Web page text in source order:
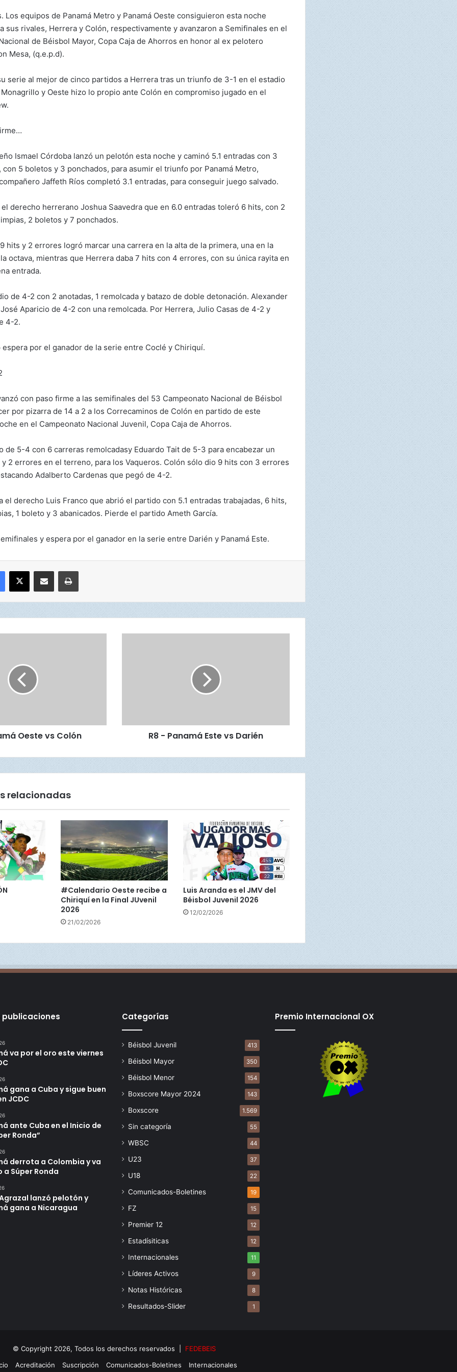
Los equipos de Panamá Metro y Panamá Oeste consiguieron esta noche
sus rivales, Herrera y Colón, respectivamente y avanzaron a Semifinales en el
de Béisbol Mayor, Copa Caja de Ahorros en honor al ex pelotero
Mesa, (q.e.p.d).
serie al mejor de cinco partidos a Herrera tras un triunfo de 3-1 en el estadio
y Oeste hizo lo propio ante Colón en compromiso jugado en el
Ismael Córdoba lanzó un pelotón esta noche y caminó 5.1 entradas con 3
con 5 boletos y 3 ponchados, para asumir el triunfo por Panamá Metro,
Jaffeth Ríos completó 3.1 entradas, para conseguir juego salvado.
derecho herrerano Joshua Saavedra que en 6.0 entradas toleró 6 hits, con 2
2 boletos y 7 ponchados.
hits y 2 errores logró marcar una carrera en la alta de la primera, una en la
octava, mientras que Herrera daba 7 hits con 4 errores, con su única rayita en
entrada.
de 4-2 con 2 anotadas, 1 remolcada y batazo de doble detonación. Alexander
Aparicio de 4-2 con una remolcada. Por Herrera, Julio Casas de 4-2 y
4-2.
por el ganador de la serie entre Coclé y Chiriquí.
con paso firme a las semifinales del 53 Campeonato Nacional de Béisbol
por pizarra de 14 a 2 a los Correcaminos de Colón en partido de este
en el Campeonato Nacional Juvenil, Copa Caja de Ahorros.
de 5-4 con 6 carreras remolcadasy Eduardo Tait de 5-3 para encabezar un
y 2 errores en el terreno, para los Vaqueros. Colón sólo dio 9 hits con 3 errores
Adalberto Cardenas que pegó de 4-2.
el derecho Luis Franco que abrió el partido con 5.1 entradas trabajadas, 6 hits,
1 boleto y 3 abanicados. Pierde el partido Ameth García.
y espera por el ganador en la serie entre Darién y Panamá Este.
Oeste vs Colón
á
t
a
r
é
n
R8 - Panamá Este vs Darién
relacionadas
#Calendario Oeste recibe a
Chiriquí en la Final JUvenil
2026
21/02/2026
Luis Aranda es el JMV del
Béisbol Juvenil 2026
12/02/2026
publicaciones
va por el oro este viernes
gana a Cuba y sigue buen
JCDC
ante Cuba en el Inicio de
Ronda”
derrota a Colombia y va
a Súper Ronda
lanzó pelotón y
gana a Nicaragua
Categorías
Béisbol Juvenil 413
Béisbol Mayor 350
Béisbol Menor 154
Boxscore Mayor 2024 143
Boxscore 1.569
Sin categoría 55
WBSC 44
U23 37
U18 22
Comunicados-Boletines 19
FZ 15
Premier 12 12
Estadísiticas 12
Internacionales 11
Líderes Activos 9
Notas Históricas 8
Resultados-Slider 1
Premio Internacional OX
© Copyright 2026, Todos los derechos reservados | FEDEBEIS
Acreditación Suscripción Comunicados-Boletines Internacionales